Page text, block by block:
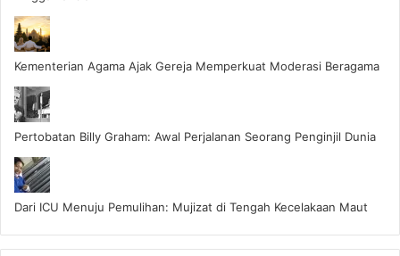
Kementerian Agama Ajak Gereja Memperkuat Moderasi Beragama
Pertobatan Billy Graham: Awal Perjalanan Seorang Penginjil Dunia
Dari ICU Menuju Pemulihan: Mujizat di Tengah Kecelakaan Maut